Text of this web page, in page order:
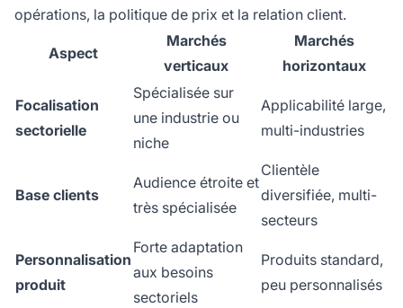
opérations, la politique de prix et la relation client.
Aspect
Marchés
verticaux
Marchés
horizontaux
Focalisation
sectorielle
Spécialisée sur
une industrie ou
niche
Applicabilité large,
multi-industries
Base clients
Audience étroite et
très spécialisée
Clientèle
diversifiée, multi-
secteurs
Personnalisation
produit
Forte adaptation
aux besoins
sectoriels
Produits standard,
peu personnalisés